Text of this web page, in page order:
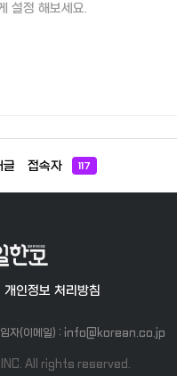
설정 해보세요.
글 접속자 117
개인정보 처리방침
임자(이메일) : info@korean.co.jp
INC. All rights reserved.